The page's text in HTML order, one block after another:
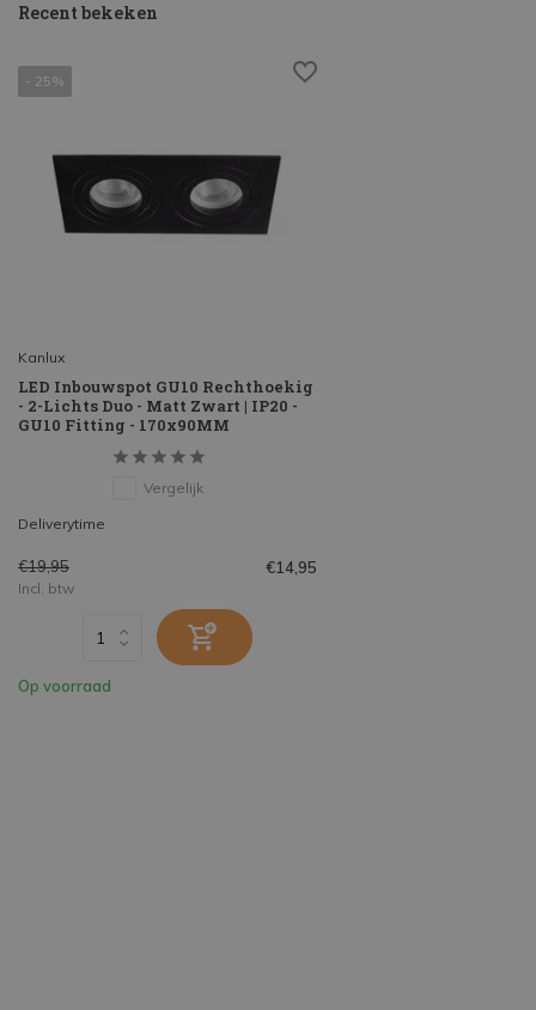
Recent bekeken
- 25%
Kanlux
LED Inbouwspot GU10 Rechthoekig
- 2-Lichts Duo - Matt Zwart | IP20 -
GU10 Fitting - 170x90MM
Vergelijk
Deliverytime
€19,95 €14,95
Incl. btw
Op voorraad